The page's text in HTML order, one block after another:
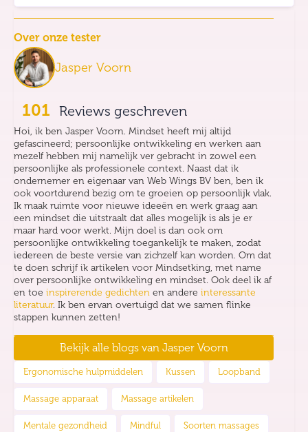
Over onze tester
Jasper Voorn
101 Reviews geschreven
Hoi, ik ben Jasper Voorn. Mindset heeft mij altijd
gefascineerd; persoonlijke ontwikkeling en werken aan
mezelf hebben mij namelijk ver gebracht in zowel een
persoonlijke als professionele context. Naast dat ik
ondernemer en eigenaar van Web Wings BV ben, ben ik
ook voortdurend bezig om te groeien op persoonlijk vlak.
Ik maak ruimte voor nieuwe ideeën en werk graag aan
een mindset die uitstraalt dat alles mogelijk is als je er
maar hard voor werkt. Mijn doel is dan ook om
persoonlijke ontwikkeling toegankelijk te maken, zodat
iedereen de beste versie van zichzelf kan worden. Om dat
te doen schrijf ik artikelen voor Mindsetking, met name
over persoonlijke ontwikkeling en mindset. Ook deel ik af
en toe inspirerende gedichten en andere interessante
literatuur. Ik ben ervan overtuigd dat we samen flinke
stappen kunnen zetten!
Bekijk alle blogs van Jasper Voorn
Ergonomische hulpmiddelen Kussen Loopband
Massage apparaat Massage artikelen
Mentale gezondheid Mindful Soorten massages